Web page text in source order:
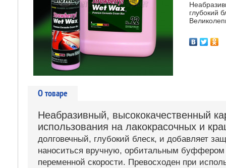
глубокий
О товаре
Неабразивный, высококачественный
использования на лакокрасочных и
долговечный, глубокий блеск, и добавляет
наноситься вручную, орбитальным
переменной скорости. Превосходен при